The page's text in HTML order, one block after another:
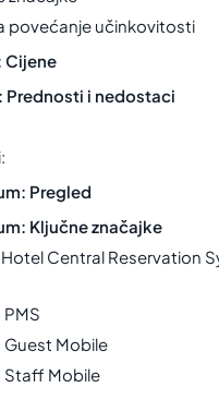
povećanje učinkovitosti
Cijene
Prednosti i nedostaci
Pregled
Ključne značajke
Central Reservation
Guest Mobile
Staff Mobile